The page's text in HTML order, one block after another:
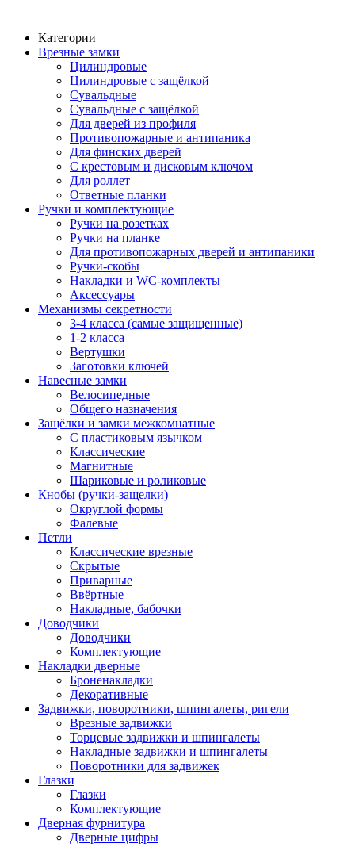
Категории
Врезные замки
Цилиндровые
Цилиндровые с защёлкой
Сувальдные
Сувальдные с защёлкой
Для дверей из профиля
Противопожарные и антипаника
Для финских дверей
С крестовым и дисковым ключом
Для роллет
Ответные планки
Ручки и комплектующие
Ручки на розетках
Ручки на планке
Для противопожарных дверей и антипаники
Ручки-скобы
Накладки и WC-комплекты
Аксессуары
Механизмы секретности
3-4 класса (самые защищенные)
1-2 класса
Вертушки
Заготовки ключей
Навесные замки
Велосипедные
Общего назначения
Защёлки и замки межкомнатные
С пластиковым язычком
Классические
Магнитные
Шариковые и роликовые
Кнобы (ручки-защелки)
Округлой формы
Фалевые
Петли
Классические врезные
Скрытые
Приварные
Ввёртные
Накладные, бабочки
Доводчики
Доводчики
Комплектующие
Накладки дверные
Броненакладки
Декоративные
Задвижки, поворотники, шпингалеты, ригели
Врезные задвижки
Торцевые задвижки и шпингалеты
Накладные задвижки и шпингалеты
Поворотники для задвижек
Глазки
Глазки
Комплектующие
Дверная фурнитура
Дверные цифры